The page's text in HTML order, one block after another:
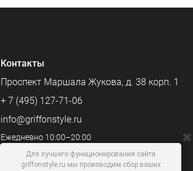
Контакты
Проспект Маршала Жукова, д. 38 корп. 1
+ 7 (495) 127-71-06
info@griffonstyle.ru
Ежедневно 10:00–20:00
Для лучшего функционирования сайта
griffonstyle.ru мы производим сбор ваших